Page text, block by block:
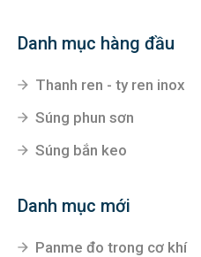
Danh mục hàng đầu
Thanh ren - ty ren inox
Súng phun sơn
Súng bắn keo
Danh mục mới
Panme đo trong cơ khí